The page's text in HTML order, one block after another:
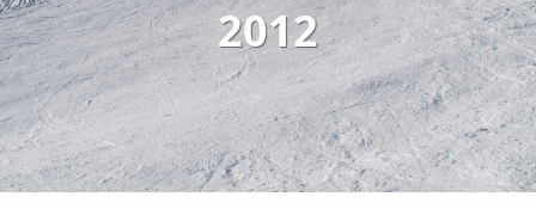
2012